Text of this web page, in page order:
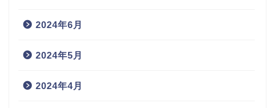
2024年6月
2024年5月
2024年4月